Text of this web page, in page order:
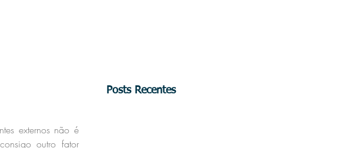
externos não é
outro fator
Posts Recentes